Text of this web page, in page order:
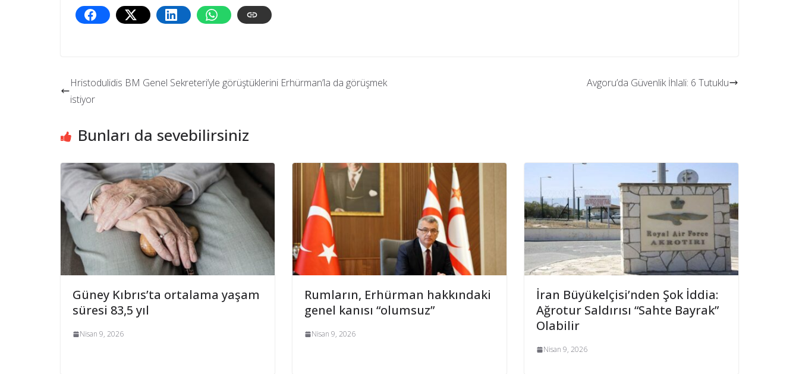
Hristodulidis BM Genel Sekreteri’yle görüştüklerini Erhürman’la da görüşmek
istiyor
Avgoru’da Güvenlik İhlali: 6 Tutuklu
Bunları da sevebilirsiniz
Güney Kıbrıs’ta ortalama yaşam
süresi 83,5 yıl
Nisan 9, 2026
Rumların, Erhürman hakkındaki
genel kanısı “olumsuz”
Nisan 9, 2026
İran Büyükelçisi’nden Şok İddia:
Ağrotur Saldırısı “Sahte Bayrak”
Olabilir
Nisan 9, 2026